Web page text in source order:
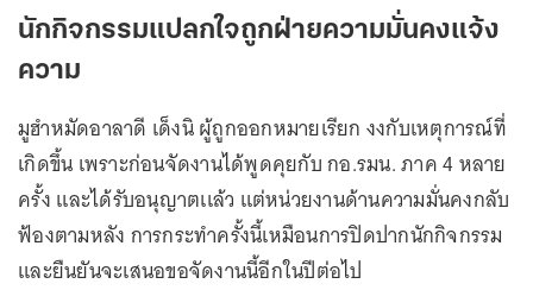
นักกิจกรรมแปลกใจถูกฝ่ายความมั่นคงแจ้ง
ความ
มูฮำหมัดอาลาดี เด็งนิ ผู้ถูกออกหมายเรียก งงกับเหตุการณ์ที่
เกิดขึ้น เพราะก่อนจัดงานได้พูดคุยกับ กอ.รมน. ภาค 4 หลาย
ครั้ง เเละได้รับอนุญาตเเล้ว แต่หน่วยงานด้านความมั่นคงกลับ
ฟ้องตามหลัง การกระทำครั้งนี้เหมือนการปิดปากนักกิจกรรม
และยืนยันจะเสนอขอจัดงานนี้อีกในปีต่อไป